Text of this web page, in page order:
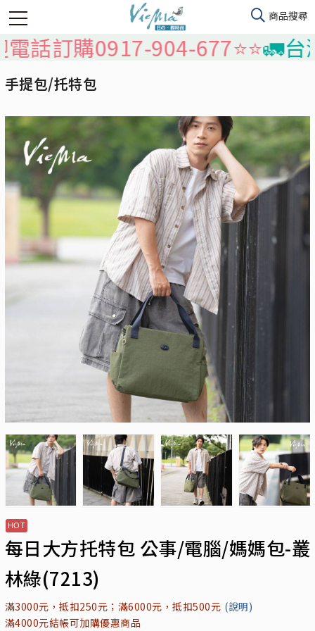
購0917-904-677⭐️⭐️🚛台灣本
手提包/托特包
每日大方托特包 公事/電腦/媽媽包-叢
林綠(7213)
滿3000元，抵扣250元；滿6000元，抵扣500元 (說明)
滿4000元結帳可加購優惠商品